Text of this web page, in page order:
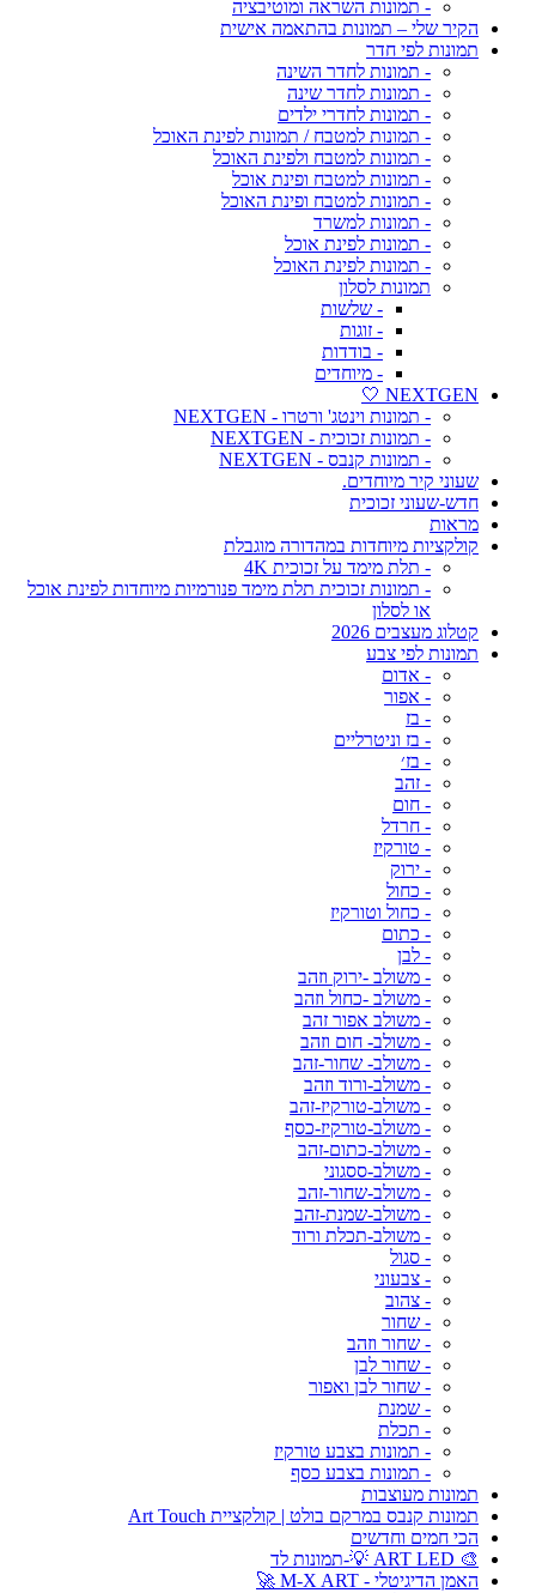
- תמונות השראה ומוטיבציה
הקיר שלי – תמונות בהתאמה אישית
תמונות לפי חדר
- תמונות לחדר השינה
- תמונות לחדר שינה
- תמונות לחדרי ילדים
- תמונות למטבח / תמונות לפינת האוכל
- תמונות למטבח ולפינת האוכל
- תמונות למטבח ופינת אוכל
- תמונות למטבח ופינת האוכל
- תמונות למשרד
- תמונות לפינת אוכל
- תמונות לפינת האוכל
תמונות לסלון
- שלשות
- זוגות
- בודדות
- מיוחדים
NEXTGEN 🤍
- תמונות וינטג' ורטרו - NEXTGEN
- תמונות זכוכית - NEXTGEN
- תמונות קנבס - NEXTGEN
שעוני קיר מיוחדים.
חדש-שעוני זכוכית
מראות
קולקציות מיוחדות במהדורה מוגבלת
- תלת מימד על זכוכית 4K
- תמונות זכוכית תלת מימד פנורמיות מיוחדות לפינת אוכל
או לסלון
קטלוג מעצבים 2026
תמונות לפי צבע
- אדום
- אפור
- בז
- בז וניטרליים
- בז׳
- זהב
- חום
- חרדל
- טורקיז
- ירוק
- כחול
- כחול וטורקיז
- כתום
- לבן
- משולב -ירוק וזהב
- משולב -כחול וזהב
- משולב אפור זהב
- משולב- חום וזהב
- משולב- שחור-זהב
- משולב-ורוד וזהב
- משולב-טורקיז-זהב
- משולב-טורקיז-כסף
- משולב-כתום-זהב
- משולב-ססגוני
- משולב-שחור-זהב
- משולב-שמנת-זהב
- משולב-תכלת ורוד
- סגול
- צבעוני
- צהוב
- שחור
- שחור וזהב
- שחור לבן
- שחור לבן ואפור
- שמנת
- תכלת
- תמונות בצבע טורקיז
- תמונות בצבע כסף
תמונות מעוצבות
תמונות קנבס במרקם בולט | קולקציית Art Touch
הכי חמים וחדשים
🎨 ART LED 💡-תמונות לד
האמן הדיגיטלי - M-X ART 🚀